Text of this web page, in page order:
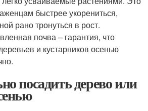
быстрее укорениться,
рано тронуться в рост.
почва – гарантия, что
и кустарников осенью
посадить дерево или